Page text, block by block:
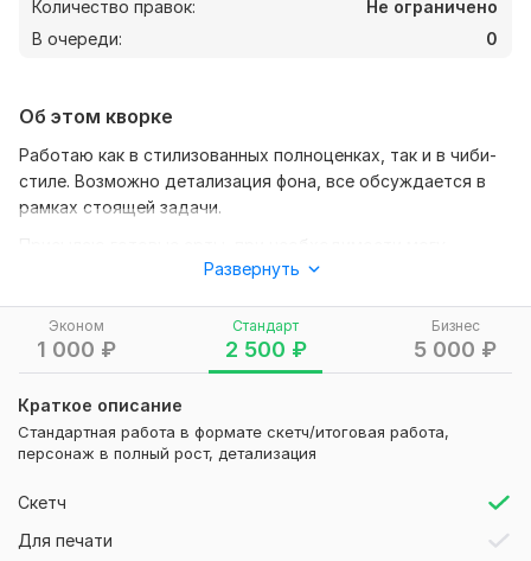
Количество правок:
Не ограничено
В очереди:
0
Эконом
1 000 ₽
Стандарт
2 500 ₽
Бизнес
5 000 ₽
Краткое описание
Стандартная работа в формате скетч/итоговая работа,
персонаж в полный рост, детализация
Скетч
Для печати
Об этом кворке
Работаю как в стилизованных полноценках, так и в чиби-
стиле. Возможно детализация фона, все обсуждается в
рамках стоящей задачи.
прислать файлы со слоями. Возможна реализация
для стикерпака. Берусь за работы с персонажами
описанными в тексте (герои произведений)
Детальное описание стоящей задачи, видение,
референсы. Чиби стиль или полноценки, указание наличия
требуются на выходе и пожелание по срокам реализации
Вид: Объекты и персонажи
Развернуть